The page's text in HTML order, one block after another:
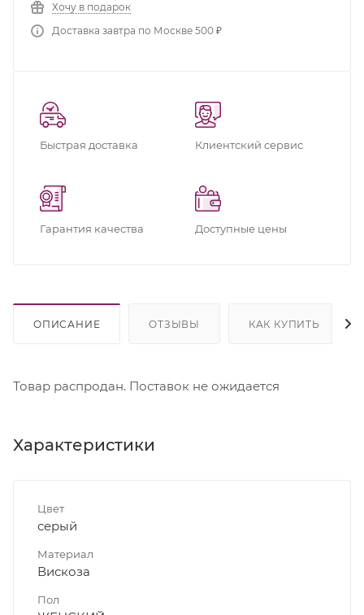
Хочу в подарок
Доставка завтра по Москве 500 ₽
Быстрая доставка Клиентский сервис
Гарантия качества Доступные цены
ОПИСАНИЕ ОТЗЫВЫ КАК КУПИТЬ
Товар распродан. Поставок не ожидается
Характеристики
Цвет
серый
Материал
Вискоза
Пол